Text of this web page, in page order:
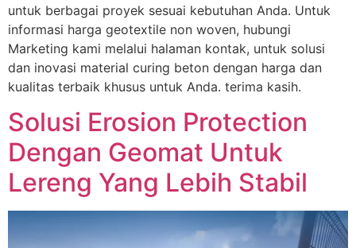
untuk berbagai proyek sesuai kebutuhan Anda. Untuk
informasi harga geotextile non woven, hubungi
Marketing kami melalui halaman kontak, untuk solusi
dan inovasi material curing beton dengan harga dan
kualitas terbaik khusus untuk Anda. terima kasih.
Solusi Erosion Protection
Dengan Geomat Untuk
Lereng Yang Lebih Stabil